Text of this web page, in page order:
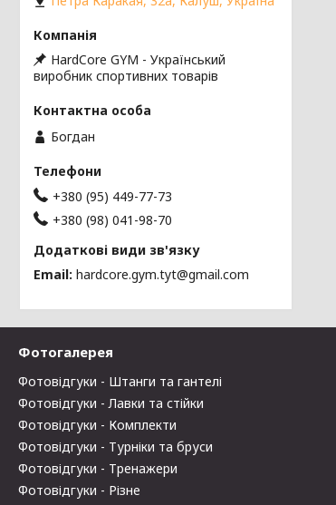
HardCore GYM - Український
виробник спортивних товарів
Богдан
+380 (95) 449-77-73
+380 (98) 041-98-70
Email hardcore.gym.tyt@gmail.com
Фотогалерея
Фотовідгуки - Штанги та гантелі
Фотовідгуки - Лавки та стійки
Фотовідгуки - Комплекти
Фотовідгуки - Турніки та бруси
Фотовідгуки - Тренажери
Фотовідгуки - Різне